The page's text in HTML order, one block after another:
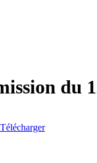
du
Télécharger